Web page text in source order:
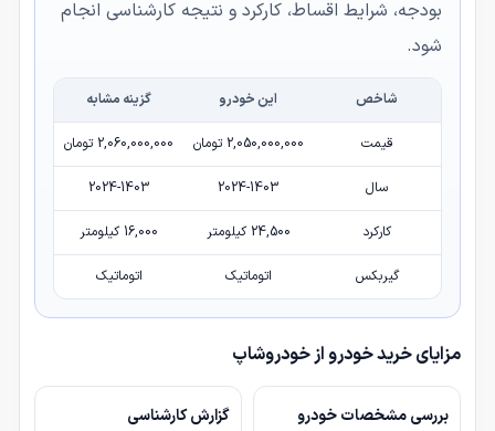
بودجه، شرایط اقساط، کارکرد و نتیجه کارشناسی انجام
شود.
شاخص این خودرو گزینه مشابه
قیمت 2,050,000,000 تومان 2,060,000,000 تومان
سال 2024-1403
2024-1403
کارکرد 24,500 کیلومتر 16,000 کیلومتر
گیربکس اتوماتیک اتوماتیک
مزایای خرید خودرو از خودروشاپ
بررسی مشخصات خودرو گزارش کارشناسی